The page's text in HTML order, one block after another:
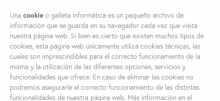
Una cookie o galleta informática es un pequeño archivo de
información que se guarda en su navegador cada vez que visita
nuestra página web. Si bien es cierto que existen muchos tipos de
cookies, esta página web únicamente utiliza cookies técnicas, las
cuales son imprescindibles para el correcto funcionamiento de la
misma y la utilización de las diferentes opciones, servicios y
funcionalidades que ofrece. En caso de eliminar las cookies no
podremos asegurarle el correcto funcionamiento de las distintas
funcionalidades de nuestra página web. Más información en el